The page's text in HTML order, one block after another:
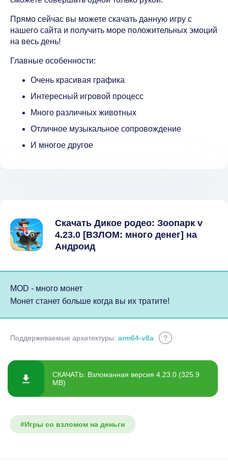
Прямо сейчас вы можете скачать данную игру с
нашего сайта и получить море положительных эмоций
на весь день!
Главные особенности:
Очень красивая графика
Интересный игровой процесс
Много различных животных
Отличное музыкальное сопровождение
И многое другое
Скачать Дикое родео: Зоопарк v
4.23.0 [ВЗЛОМ: много денег] на
Андроид
MOD - много монет
Монет станет больше когда вы их тратите!
Поддерживаемые архитектуры: arm64-v8a ?
СКАЧАТЬ: Взломанная версия 4.23.0 (325.9
MB)
#Игры со взломом на деньги